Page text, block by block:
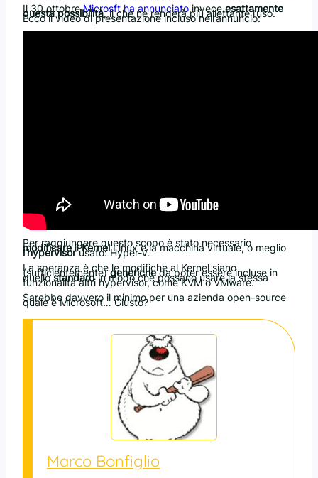
Il 30 ottobreMicrosft ha annunciato inveceesattamente
questa possibilità, il che ne renderà più allettante l’uso.
Ecco il video di presentazione incluso nell’annuncio:
Per raggiungere questo scopo è stato necessario
modificareilKernelLinux e la macchina virtuale, o meglio
l’hypervisorusato: Hyper-V.
La speranza è che le modifiche al Kernel siano
(sufficientemente)genericheda poter essere incluse in
quellostandardin modo che possano usare la stessa
funzionalità altri hypervisor, come KVM o VMware.
Sarebbe davvero il minimo per una azienda open-source
quale è Microsoft… Giusto?
Marco Bonfiglio